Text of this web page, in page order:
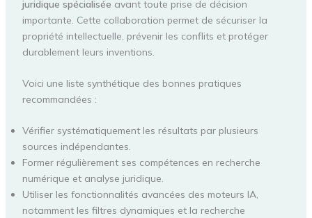
juridique spécialisée avant toute prise de décision
importante. Cette collaboration permet de sécuriser la
propriété intellectuelle, prévenir les conflits et protéger
durablement leurs inventions.
Voici une liste synthétique des bonnes pratiques
recommandées :
Vérifier systématiquement les résultats par plusieurs
sources indépendantes.
Former régulièrement ses compétences en recherche
numérique et analyse juridique.
Utiliser les fonctionnalités avancées des moteurs IA,
notamment les filtres dynamiques et la recherche